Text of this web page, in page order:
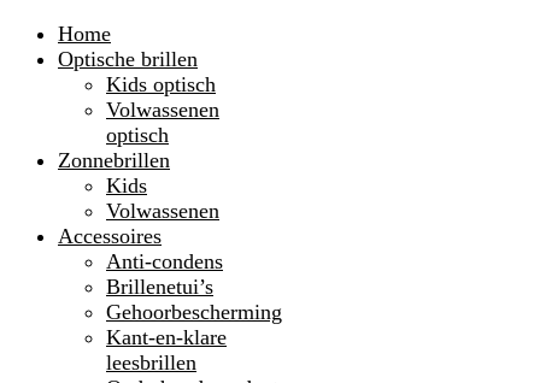
Home
Optische brillen
Kids optisch
Volwassenen
optisch
Zonnebrillen
Kids
Volwassenen
Accessoires
Anti-condens
Brillenetui’s
Gehoorbescherming
Kant-en-klare
leesbrillen